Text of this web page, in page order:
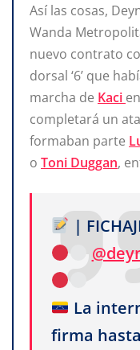
Así las cosas,
Wanda
nuevo contrato
dorsal ‘6’ que
marcha de Kaci
completará un
formaban parte
o Toni Duggan,
|
La
firma